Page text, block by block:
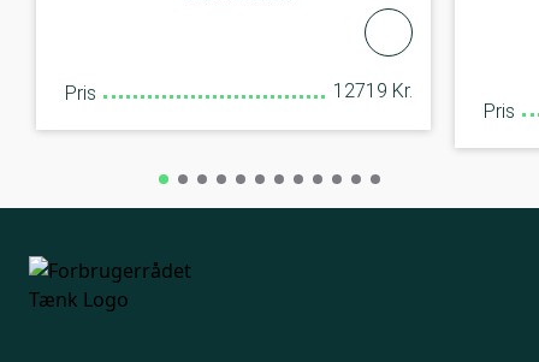
Pris 12719 Kr.
Pris